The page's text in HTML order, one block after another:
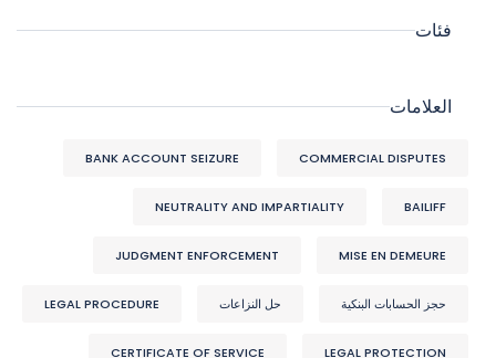
فئات
العلامات
COMMERCIAL DISPUTES
BANK ACCOUNT SEIZURE
BAILIFF
NEUTRALITY AND IMPARTIALITY
MISE EN DEMEURE
JUDGMENT ENFORCEMENT
حجز الحسابات البنكية حل النزاعات LEGAL PROCEDURE
LEGAL PROTECTION
CERTIFICATE OF SERVICE